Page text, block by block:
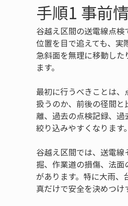
手順1 事前
谷越え区間の送電線点
位置を目で追えても、実
急斜面を無理に移動し
ます。
最初に行うべきことは
扱うのか、前後の径間
離、過去の点検記録、
絞り込みやすくなります。
谷越え区間では、送電
掘、作業道の損傷、法
があります。特に大雨
真だけで安全を決めつけ